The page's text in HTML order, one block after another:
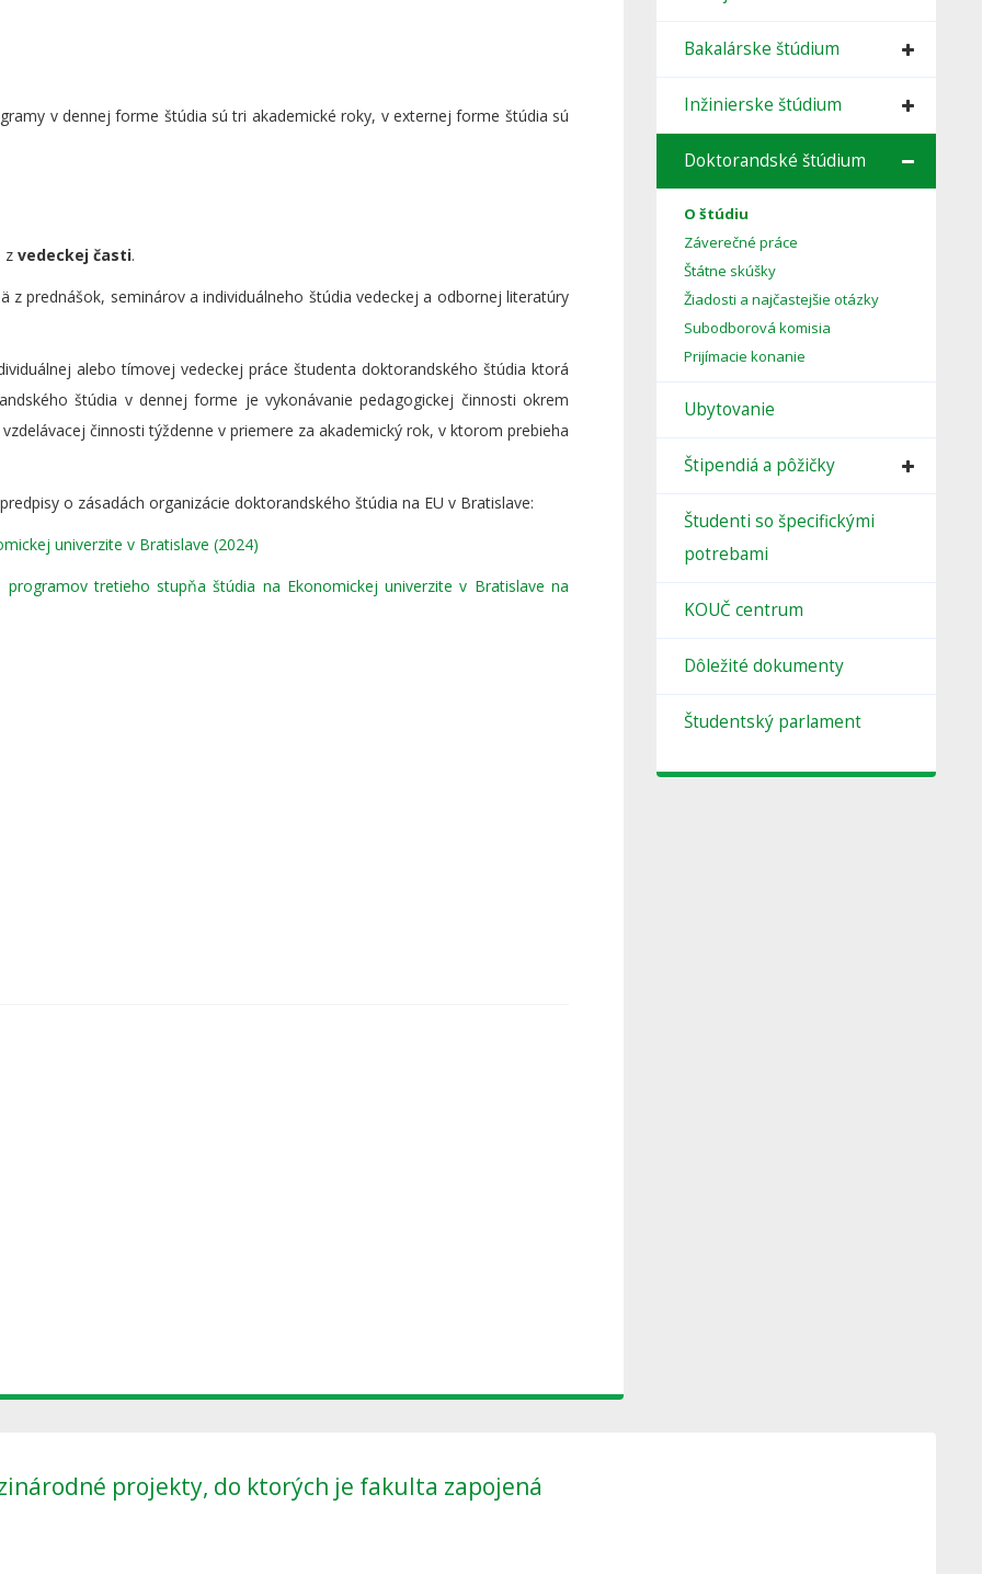
v dennej forme štúdia sú tri akademické roky, v externej forme štúdia sú
z vedeckej časti.
prednášok, seminárov a individuálneho štúdia vedeckej a odbornej literatúry
alebo tímovej vedeckej práce študenta doktorandského štúdia ktorá
štúdia v dennej forme je vykonávanie pedagogickej činnosti okrem
činnosti týždenne v priemere za akademický rok, v ktorom prebieha
o zásadách organizácie doktorandského štúdia na EU v Bratislave:
univerzite v Bratislave (2024)
tretieho stupňa štúdia na Ekonomickej univerzite v Bratislave na
Bakalárske štúdium
Inžinierske štúdium
Doktorandské štúdium
O štúdiu
Záverečné práce
Štátne skúšky
Žiadosti a najčastejšie otázky
Subodborová komisia
Prijímacie konanie
Ubytovanie
Štipendiá a pôžičky
Študenti so špecifickými
potrebami
KOUČ centrum
Dôležité dokumenty
Študentský parlament
projekty, do ktorých je fakulta zapojená